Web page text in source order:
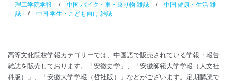
理工学院学報
/ 中国 バイク・車・乗り物 雑誌 /
中国 健康・生活 雑
誌
/ 中国 学生・こども向け 雑誌
高等文化院校学報カテゴリーでは、中国語で販売されている学報・報告
雑誌を販売しております。「安徽史学」、「安徽師範大学学報（人文社
科版）」、「安徽大学学報（哲社版）」などがございます。定期購読で